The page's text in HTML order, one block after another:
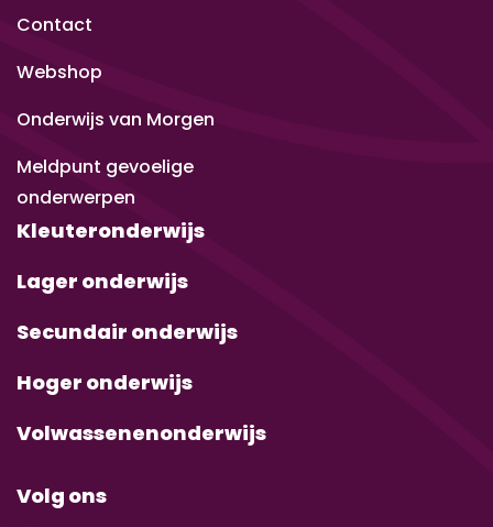
Contact
Webshop
Onderwijs van Morgen
Meldpunt gevoelige
onderwerpen
Kleuteronderwijs
Lager onderwijs
Secundair onderwijs
Hoger onderwijs
Volwassenenonderwijs
Volg ons